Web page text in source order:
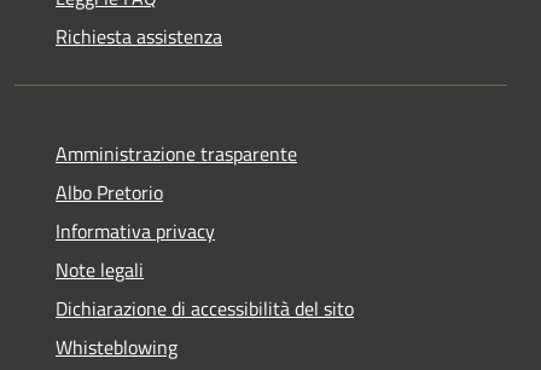
Richiesta assistenza
Amministrazione trasparente
Albo Pretorio
Informativa privacy
Note legali
Dichiarazione di accessibilità del sito
Whisteblowing